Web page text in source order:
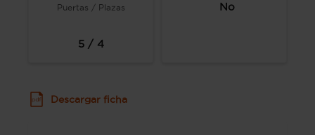
Puertas / Plazas
5 / 4
No
Descargar ficha